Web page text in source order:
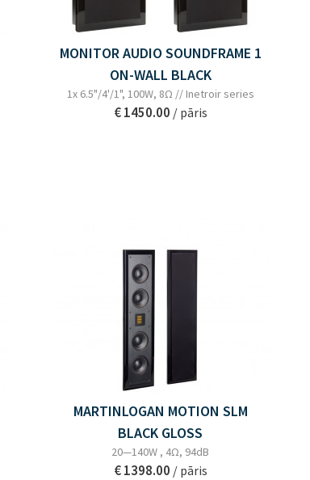
MONITOR AUDIO SOUNDFRAME 1
ON-WALL BLACK
1x 6.5"/4'/1", 100W, 8Ω // Inetroir series
€ 1450.00 / pāris
MARTINLOGAN MOTION SLM
BLACK GLOSS
20—140W , 4Ω, 94dB
€ 1398.00 / pāris